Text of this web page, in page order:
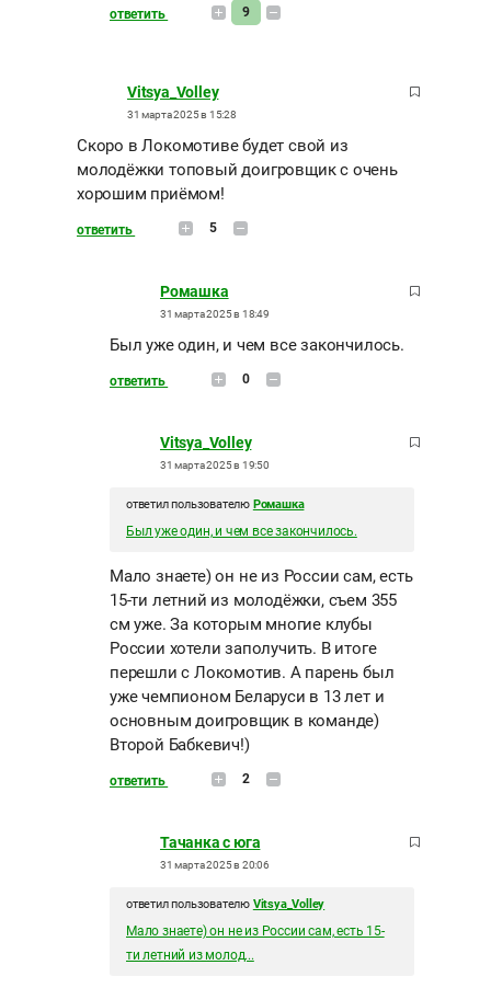
ответить 9
Vitsya_Volley
31 марта 2025 в 15:28
Скоро в Локомотиве будет свой из
молодёжки топовый доигровщик с очень
хорошим приёмом!
ответить 5
Ромашка
31 марта 2025 в 18:49
Был уже один, и чем все закончилось.
ответить 0
Vitsya_Volley
31 марта 2025 в 19:50
ответил пользователю Ромашка
Был уже один, и чем все закончилось.
Мало знаете) он не из России сам, есть
15-ти летний из молодёжки, съем 355
см уже. За которым многие клубы
России хотели заполучить. В итоге
перешли с Локомотив. А парень был
уже чемпионом Беларуси в 13 лет и
основным доигровщик в команде)
Второй Бабкевич!)
ответить 2
Тачанка с юга
31 марта 2025 в 20:06
ответил пользователю Vitsya_Volley
Мало знаете) он не из России сам, есть 15-
ти летний из молод...